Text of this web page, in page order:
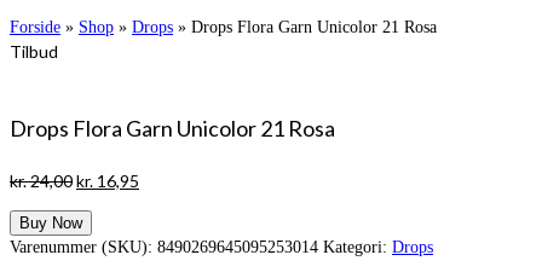
Forside » Shop » Drops » Drops Flora Garn Unicolor 21 Rosa
Tilbud
Drops Flora Garn Unicolor 21 Rosa
kr.24,00Den
pris
var:
kr. 16,95
er:
Buy Now
Varenummer (SKU): 8490269645095253014 Kategori: Drops